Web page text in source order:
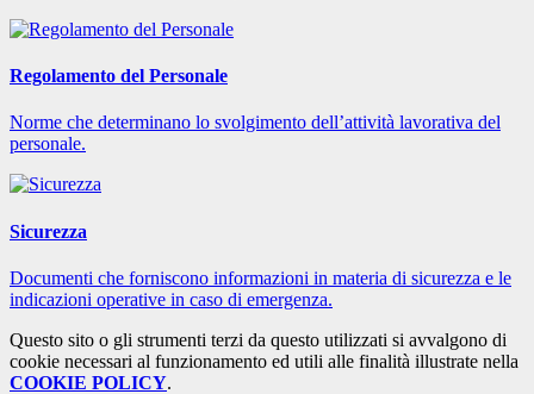
Regolamento del Personale
Norme che determinano lo svolgimento dell’attività lavorativa del
personale.
Sicurezza
Documenti che forniscono informazioni in materia di sicurezza e le
indicazioni operative in caso di emergenza.
Questo sito o gli strumenti terzi da questo utilizzati si avvalgono di
cookie necessari al funzionamento ed utili alle finalità illustrate nella
COOKIE POLICY.